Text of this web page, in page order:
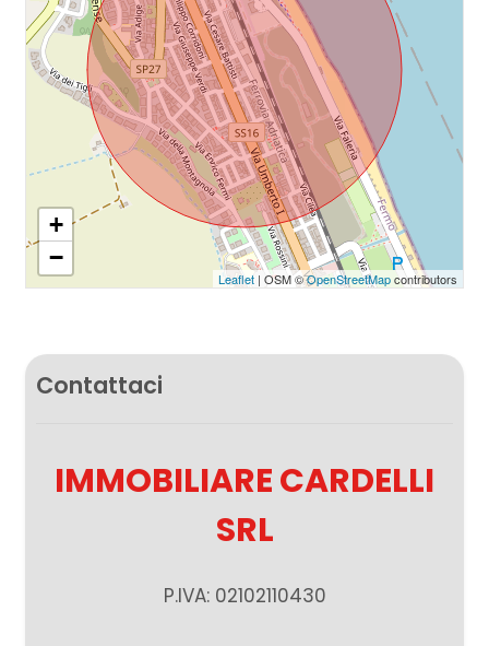
+
−
Leaflet| OSM ©OpenStreetMapcontributors
Contattaci
IMMOBILIARE CARDELLI
SRL
P.IVA: 02102110430